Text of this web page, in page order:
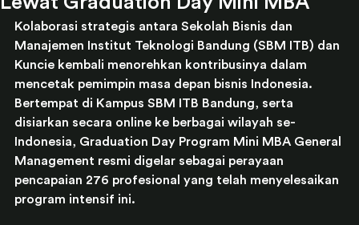
Kolaborasi strategis antara Sekolah Bisnis dan
Manajemen Institut Teknologi Bandung (SBM ITB) dan
Kuncie kembali menorehkan kontribusinya dalam
mencetak pemimpin masa depan bisnis Indonesia.
Bertempat di Kampus SBM ITB Bandung, serta
disiarkan secara online ke berbagai wilayah se-
Indonesia, Graduation Day Program Mini MBA General
Management resmi digelar sebagai perayaan
pencapaian 276 profesional yang telah menyelesaikan
program intensif ini.